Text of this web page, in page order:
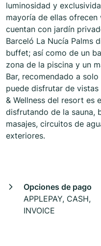
luminosidad y
mayoría de ellas ofrecen
cuentan con jardín
Barceló La Nucía Palms
buffet; así como de un
zona de la piscina y un
Bar, recomendado a
puede disfrutar de vistas
& Wellness del resort es
disfrutando de la sauna,
masajes, circuitos de
exteriores.
Opciones de pago
APPLEPAY, CASH,
INVOICE